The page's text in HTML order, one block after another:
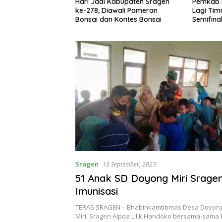
ke-278, Diawali Pameran
Bonsai dan Kontes Bonsai
Lagi
Sragen 13 September, 2023
51 Anak SD Doyong Miri
Imunisasi
TERAS SRAGEN – Bhabinkamtibmas Desa
Miri, Sragen Aipda Lilik Handoko bersama-sama